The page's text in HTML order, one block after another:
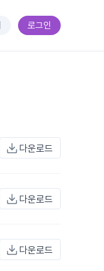
로그인
다운로드
다운로드
다운로드